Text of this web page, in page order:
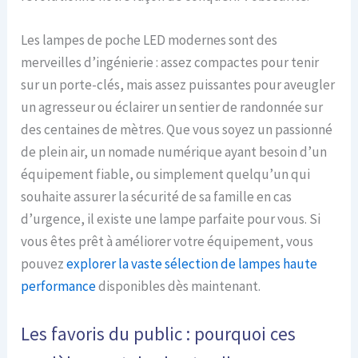
Les lampes de poche LED modernes sont des
merveilles d’ingénierie : assez compactes pour tenir
sur un porte-clés, mais assez puissantes pour aveugler
un agresseur ou éclairer un sentier de randonnée sur
des centaines de mètres. Que vous soyez un passionné
de plein air, un nomade numérique ayant besoin d’un
équipement fiable, ou simplement quelqu’un qui
souhaite assurer la sécurité de sa famille en cas
d’urgence, il existe une lampe parfaite pour vous. Si
vous êtes prêt à améliorer votre équipement, vous
pouvezexplorer la vaste sélection de lampes haute
performancedisponibles dès maintenant.
Les favoris du public : pourquoi ces